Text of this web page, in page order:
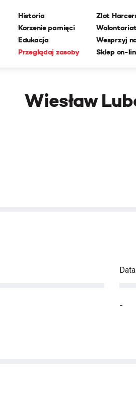
Historia
Korzenie pamięci
Edukacja
Przeglądaj zasoby
Zlot
Wesprzyj
Sklep on-
Wiesław
-